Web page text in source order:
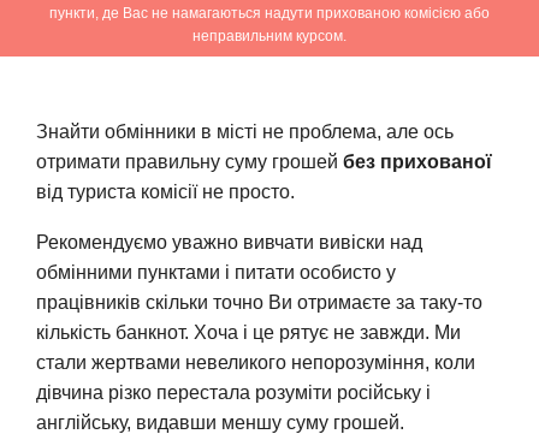
пункти, де Вас не намагаються надути прихованою комісією або
неправильним курсом.
Знайти обмінники в місті не проблема, але ось
отримати правильну суму грошей без прихованої
від туриста комісії не просто.
Рекомендуємо уважно вивчати вивіски над
обмінними пунктами і питати особисто у
працівників скільки точно Ви отримаєте за таку-то
кількість банкнот. Хоча і це рятує не завжди. Ми
стали жертвами невеликого непорозуміння, коли
дівчина різко перестала розуміти російську і
англійську, видавши меншу суму грошей.